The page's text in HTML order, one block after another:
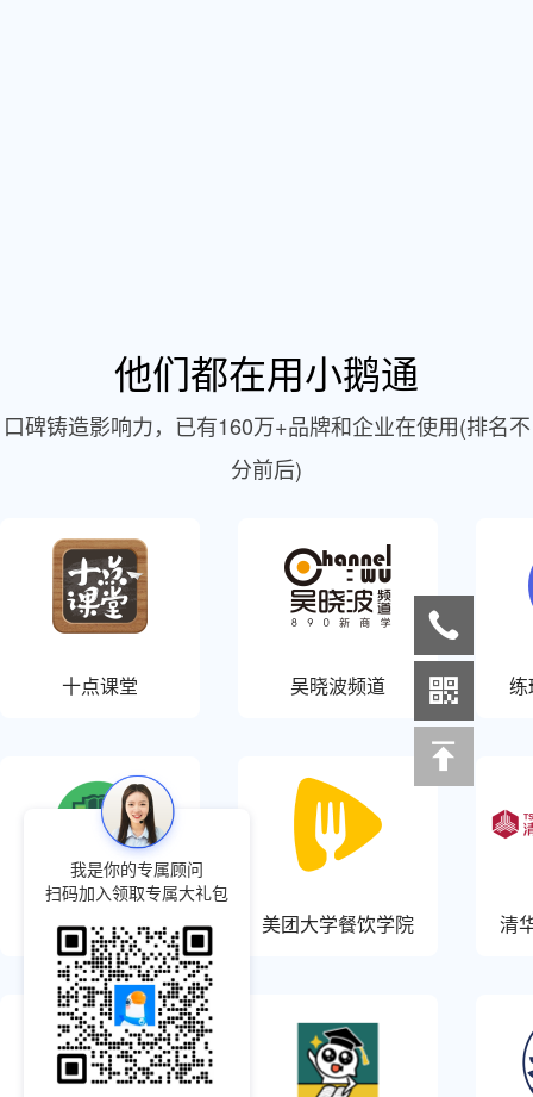
他们都在用小鹅通
口碑铸造影响力，已有160万+品牌和企业在使用(排名不
分前后)
十点课堂 吴晓波频道 练
大象学院 美团大学餐饮学院 清
我是你的专属顾问
扫码加入领取专属大礼包